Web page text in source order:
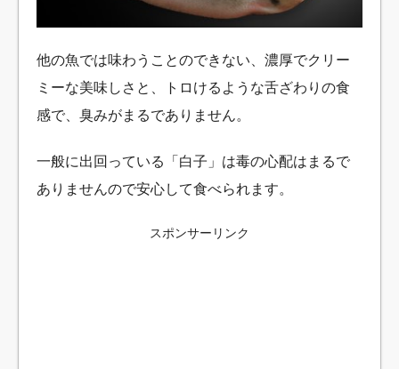
他の魚では味わうことのできない、濃厚でクリー
ミーな美味しさと、トロけるような舌ざわりの食
感で、臭みがまるでありません。
一般に出回っている「白子」は毒の心配はまるで
ありませんので安心して食べられます。
スポンサーリンク